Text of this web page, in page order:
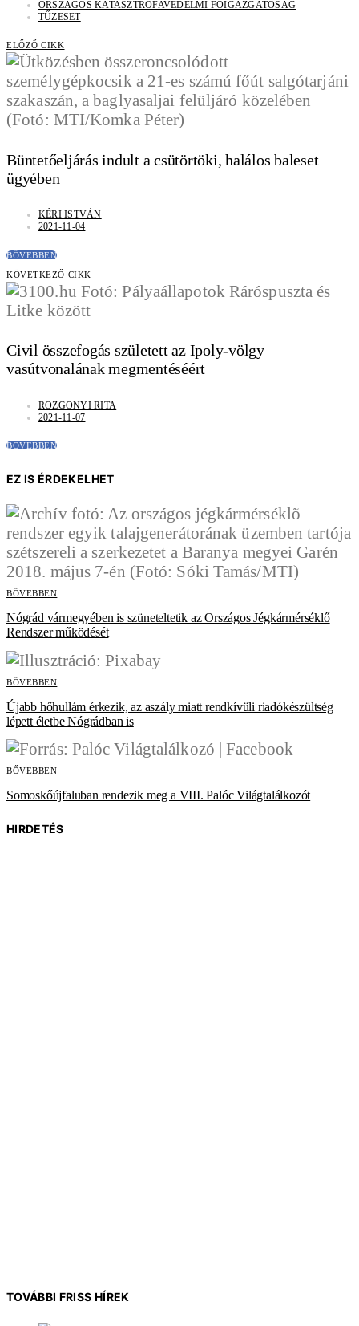
ORSZÁGOS KATASZTRÓFAVÉDELMI FŐIGAZGATÓSÁG
TŰZESET
ELŐZŐ CIKK
Büntetőeljárás indult a csütörtöki, halálos baleset
ügyében
KÉRI ISTVÁN
2021-11-04
BŐVEBBEN
KÖVETKEZŐ CIKK
Civil összefogás született az Ipoly-völgy
vasútvonalának megmentéséért
ROZGONYI RITA
2021-11-07
BŐVEBBEN
EZ IS ÉRDEKELHET
BŐVEBBEN
Nógrád vármegyében is szüneteltetik az Országos Jégkármérséklő
Rendszer működését
BŐVEBBEN
Újabb hőhullám érkezik, az aszály miatt rendkívüli riadókészültség
lépett életbe Nógrádban is
BŐVEBBEN
Somoskőújfaluban rendezik meg a VIII. Palóc Világtalálkozót
HIRDETÉS
TOVÁBBI FRISS HÍREK